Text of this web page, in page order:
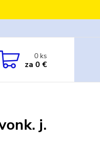
0ks
za 0 €
j.